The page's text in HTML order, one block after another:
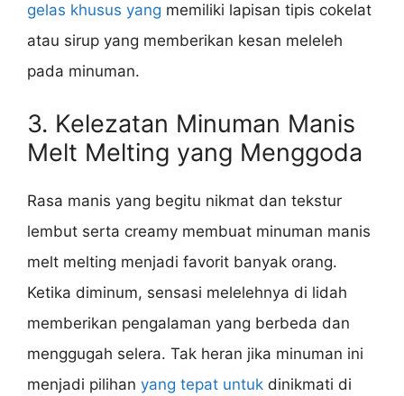
gelas khusus yang memiliki lapisan tipis cokelat
atau sirup yang memberikan kesan meleleh
pada minuman.
3. Kelezatan Minuman Manis
Melt Melting yang Menggoda
Rasa manis yang begitu nikmat dan tekstur
lembut serta creamy membuat minuman manis
melt melting menjadi favorit banyak orang.
Ketika diminum, sensasi melelehnya di lidah
memberikan pengalaman yang berbeda dan
menggugah selera. Tak heran jika minuman ini
menjadi pilihan yang tepat untuk dinikmati di